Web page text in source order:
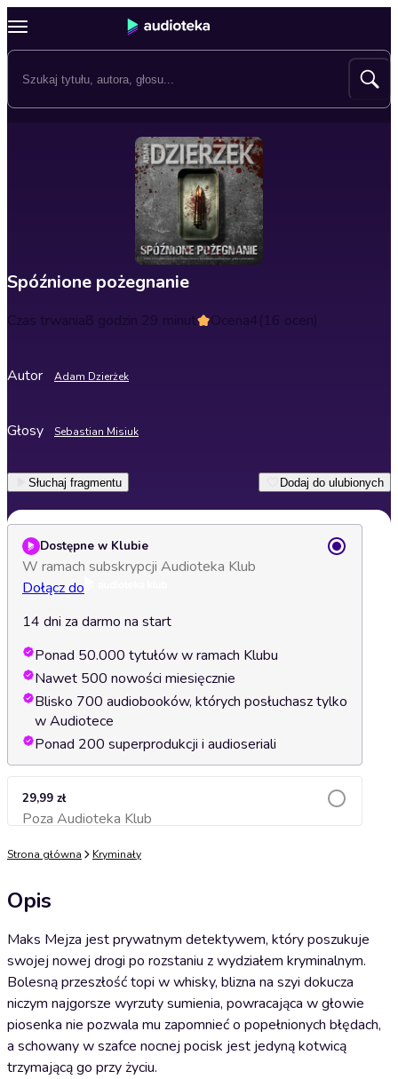
Spóźnione pożegnanie
Czas trwania8 godzin 29 minut Ocena4(16 ocen)
Autor Adam Dzierżek
Głosy Sebastian Misiuk
Słuchaj fragmentu Dodaj do ulubionych
Dostępne w Klubie
W ramach subskrypcji Audioteka Klub
Dołącz do
14 dni za darmo na start
Ponad 50.000 tytułów w ramach Klubu
Nawet 500 nowości miesięcznie
Blisko 700 audiobooków, których posłuchasz tylko
w Audiotece
Ponad 200 superprodukcji i audioseriali
29,99 zł
Poza Audioteka KlubDodaj do koszyka
Strona główna Kryminały
Opis
Maks Mejza jest prywatnym detektywem, który poszukuje
swojej nowej drogi po rozstaniu z wydziałem kryminalnym.
Bolesną przeszłość topi w whisky, blizna na szyi dokucza
niczym najgorsze wyrzuty sumienia, powracająca w głowie
piosenka nie pozwala mu zapomnieć o popełnionych błędach,
a schowany w szafce nocnej pocisk jest jedyną kotwicą
trzymającą go przy życiu.